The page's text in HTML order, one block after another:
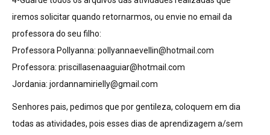
iremos solicitar quando retornarmos, ou envie no email da
professora do seu filho:
Professora Pollyanna: pollyannaevellin@hotmail.com
Professora: priscillasenaaguiar@hotmail.com
Jordania: jordannamirielly@gmail.com
Senhores pais, pedimos que por gentileza, coloquem em dia
todas as atividades, pois esses dias de aprendizagem a/sem